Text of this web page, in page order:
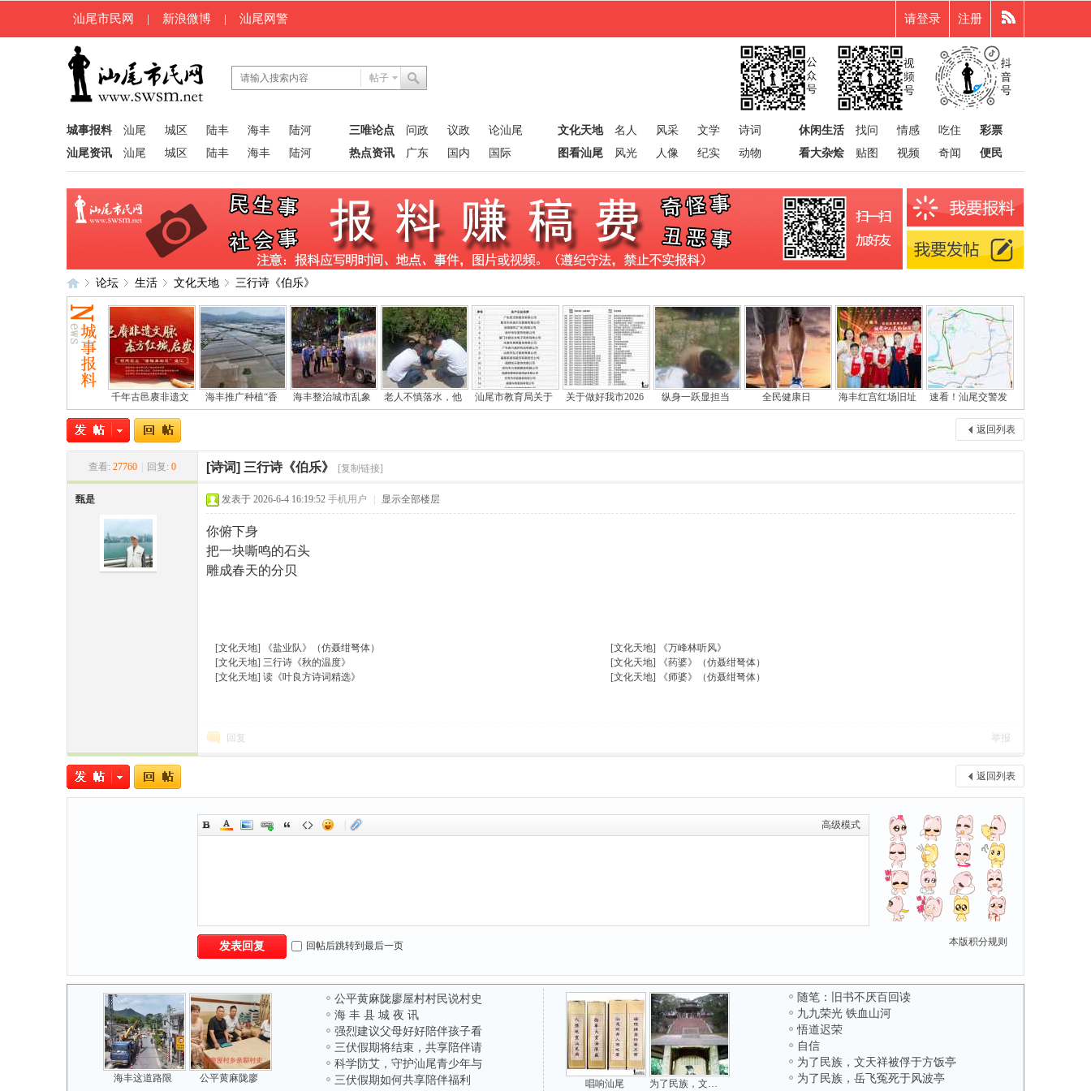
汕尾市民网 | 新浪微博 | 汕尾网警 请登录 注册
帖子
城事报料 汕尾 城区 陆丰 海丰
陆河
汕尾资讯
汕尾 城区 陆丰 海丰 陆河
三唯论点 问政 议政
论汕尾
热点资讯
广东 国内 国际
文化天地 名人 风采 文学
诗词
图看汕尾
风光 人像 纪实 动物
休闲生活 找问 情感 吃住
彩票
看大杂烩
贴图 视频 奇闻 便民
»
论坛 生活
›
文化天地
›
三行诗《伯乐》
千年古邑赓非遗文 海丰推广种植“香 海丰整治城市乱象 老人不慎落水，他 汕尾市教育局关于 关于做好我市2026 纵身一跃显担当 全民健康日 海丰红宫红场旧址 速看！汕尾交警发
返回列表
查看: 27760 回复: 0 [诗词] 三行诗《伯乐》 [复制链接]
甄是 发表于 2026-6-4 16:19:52 手机用户 显示全部楼层
你俯下身
把一块嘶鸣的石头
雕成春天的分贝
[文化天地]
《盐业队》（仿聂绀弩体）
[文化天地] 三行诗《秋的温度》
[文化天地] 读《叶良方诗词精选》
[文化天地]
《万峰林听风》
[文化天地]
《药婆》（仿聂绀弩体）
[文化天地]
《师婆》（仿聂绀弩体）
回复 举报
返回列表
高级模式
本版积分规则
发表回复 回帖后跳转到最后一页
海丰这道路限 公平黄麻陇廖
公平黄麻陇廖屋村村民说村史
海 丰 县 城 夜 讯
强烈建议父母好好陪伴孩子看
三伏假期将结束，共享陪伴请
科学防艾，守护汕尾青少年与
三伏假期如何共享陪伴福利
唱响汕尾 为了民族，文天祥被俘于方饭亭
随笔：旧书不厌百回读
九九荣光 铁血山河
悟道迟荣
自信
为了民族，文天祥被俘于方饭亭
为了民族，岳飞冤死于风波亭